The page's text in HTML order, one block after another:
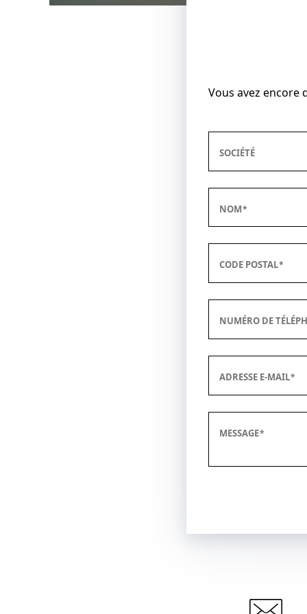
Vous avez encore
SOCIÉTÉ
NOM
CODE POSTAL
NUMÉRO DE
ADRESSE E-MAIL
MESSAGE